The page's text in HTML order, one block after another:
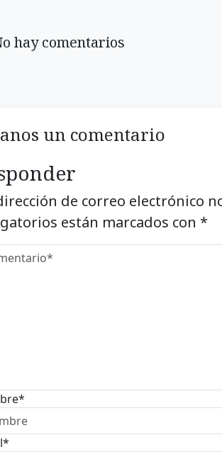
hay comentarios
un comentario
de correo electrónico
están marcados con *